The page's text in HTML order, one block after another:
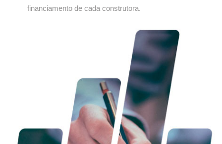
financiamento de cada construtora.